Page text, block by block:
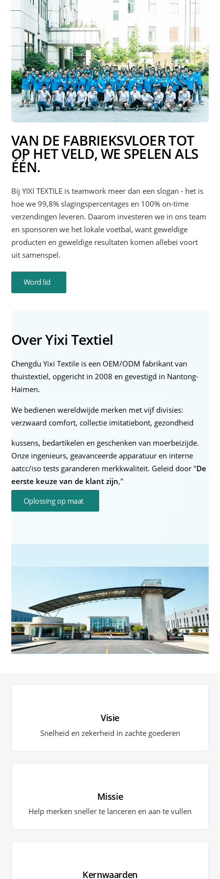
VAN DE FABRIEKSVLOER TOT
OP HET VELD, WE SPELEN ALS
ÉÉN.
Bij YIXI TEXTILE is teamwork meer dan een slogan - het is
hoe we 99,8% slagingspercentages en 100% on-time
verzendingen leveren. Daarom investeren we in ons team
en sponsoren we het lokale voetbal, want geweldige
producten en geweldige resultaten komen allebei voort
uit samenspel.
Word lid
Over Yixi Textiel
Chengdu Yixi Textile is een OEM/ODM fabrikant van
thuistextiel, opgericht in 2008 en gevestigd in Nantong-
Haimen.
We bedienen wereldwijde merken met vijf divisies:
verzwaard comfort, collectie imitatiebont, gezondheid
kussens, bedartikelen en geschenken van moerbeizijde.
Onze ingenieurs, geavanceerde apparatuur en interne
aatcc/iso tests garanderen merkkwaliteit. Geleid door "De
eerste keuze van de klant zijn,"
Oplossing op maat
Visie
Snelheid en zekerheid in zachte goederen
Missie
Help merken sneller te lanceren en aan te vullen
Kernwaarden